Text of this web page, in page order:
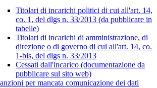
Titolari di incarichi politici di cui all'art. 14,
co. 1, del dlgs n. 33/2013 (da pubblicare in
tabelle)
Titolari di incarichi di amministrazione, di
direzione o di governo di cui all'art. 14, co.
1-bis, del dlgs n. 33/2013
Cessati dall'incarico (documentazione da
pubblicare sul sito web)
per mancata comunicazione dei dati